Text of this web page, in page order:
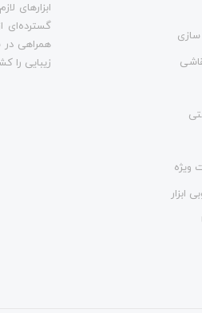
ویژه
ابزار
ابزارهای
گسترده‌ای
همراهی در
زیبایی را